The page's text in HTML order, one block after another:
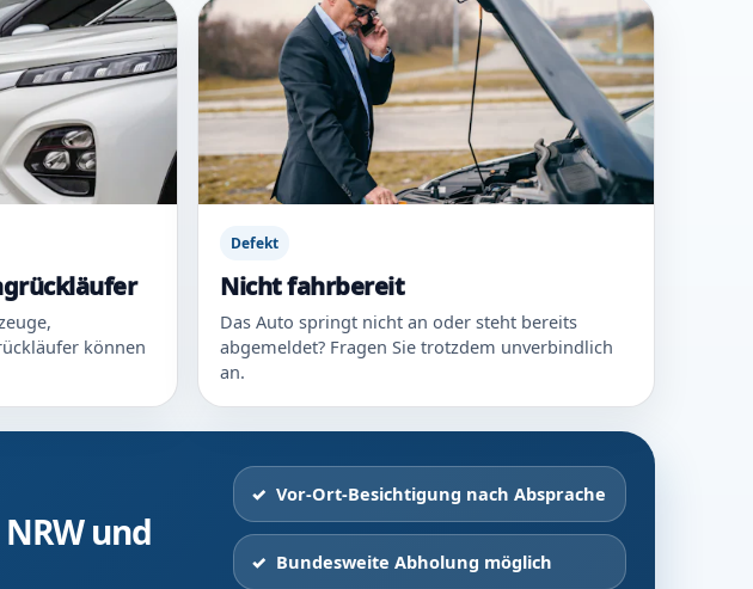
können
Defekt
Nicht fahrbereit
Das Auto springt nicht an oder steht bereits
abgemeldet? Fragen Sie trotzdem unverbindlich
an.
und
Vor-Ort-Besichtigung nach Absprache
Bundesweite Abholung möglich